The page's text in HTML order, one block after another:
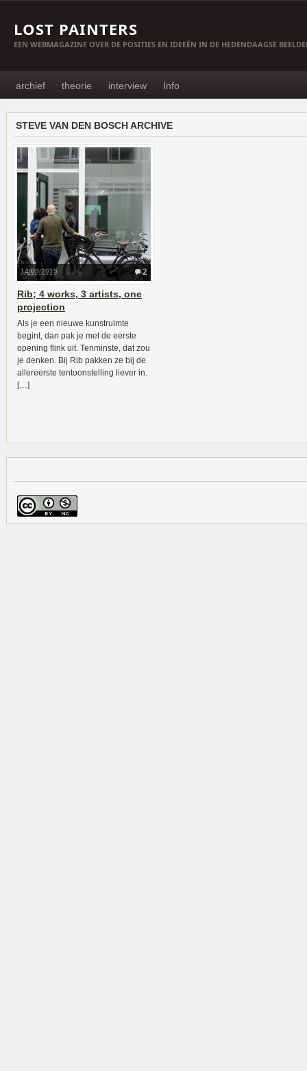
LOST PAINTERS
EEN WEBMAGAZINE OVER DE POSITIES EN IDEEËN IN DE HEDENDAAGSE
archief theorie interview Info
STEVE VAN DEN BOSCH ARCHIVE
2
14/09/2015
Rib; 4 works, 3 artists, one
projection
Als je een nieuwe kunstruimte
begint, dan pak je met de eerste
opening flink uit. Tenminste, dat zou
je denken. Bij Rib pakken ze bij de
allereerste tentoonstelling liever in.
[…]